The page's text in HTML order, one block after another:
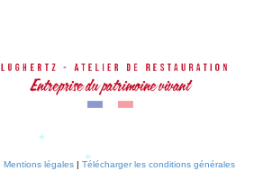
Mentions légales | Télécharger les conditions générales
*